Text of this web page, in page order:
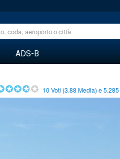
ADS-B
10 Voti (3.88 Media) e5.285